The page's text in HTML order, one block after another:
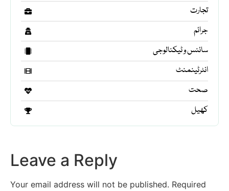
تجارت
جرائم
سائنس و ٹیکنالوجی
انٹرٹینمنٹ
صحت
کھیل
Leave a Reply
Your email address will not be published. Required